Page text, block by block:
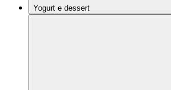
Yogurt e dessert